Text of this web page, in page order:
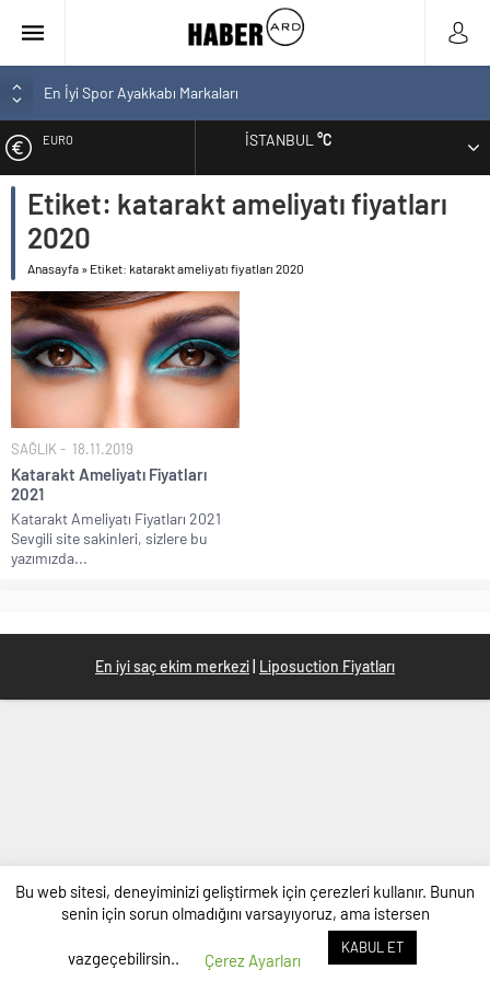
En İyi Spor Ayakkabı Markaları
Bozcaada En İyi Otel Hangisi? Tam Liste Sizlerle
En İyi Biotin Hapı Markaları Tam Listesi
En İyi Kargo Firması
EURO
ALTIN
BIST
DOLAR
İSTANBUL°C
Etiket: katarakt ameliyatı fiyatları
2020
Anasayfa » Etiket: katarakt ameliyatı fiyatları 2020
SAĞLIK 18.11.2019
Katarakt Ameliyatı Fiyatları
2021
Katarakt Ameliyatı Fiyatları 2021
Sevgili site sakinleri, sizlere bu
yazımızda...
En iyi saç ekim merkezi Liposuction Fiyatları
Bu web sitesi, deneyiminizi geliştirmek için çerezleri kullanır. Bunun
senin için sorun olmadığını varsayıyoruz, ama istersen
vazgeçebilirsin.. Çerez Ayarları
KABUL ET